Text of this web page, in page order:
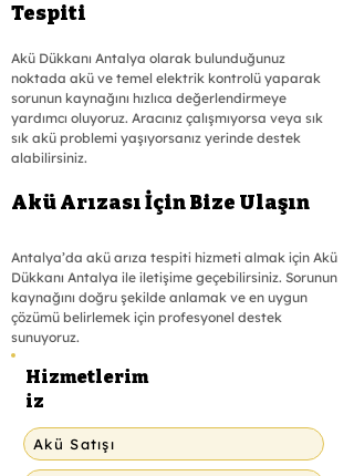
Tespiti
Akü Dükkanı Antalya olarak bulunduğunuz
noktada akü ve temel elektrik kontrolü yaparak
sorunun kaynağını hızlıca değerlendirmeye
yardımcı oluyoruz. Aracınız çalışmıyorsa veya sık
sık akü problemi yaşıyorsanız yerinde destek
alabilirsiniz.
Akü Arızası İçin Bize Ulaşın
Antalya’da akü arıza tespiti hizmeti almak için Akü
Dükkanı Antalya ile iletişime geçebilirsiniz. Sorunun
kaynağını doğru şekilde anlamak ve en uygun
çözümü belirlemek için profesyonel destek
sunuyoruz.
Hizmetlerim
iz
Akü Satışı